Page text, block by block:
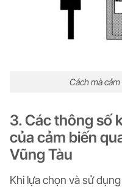
Cách mà
3. Các thông số
của cảm biến
Vũng Tàu
Khi lựa chọn và sử